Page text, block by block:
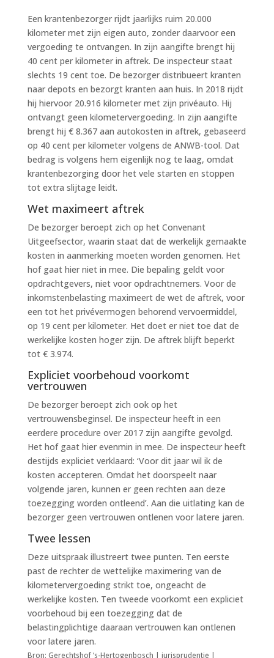
Een krantenbezorger rijdt jaarlijks ruim 20.000
kilometer met zijn eigen auto, zonder daarvoor een
vergoeding te ontvangen. In zijn aangifte brengt hij
40 cent per kilometer in aftrek. De inspecteur staat
slechts 19 cent toe. De bezorger distribueert kranten
naar depots en bezorgt kranten aan huis. In 2018 rijdt
hij hiervoor 20.916 kilometer met zijn privéauto. Hij
ontvangt geen kilometervergoeding. In zijn aangifte
brengt hij € 8.367 aan autokosten in aftrek, gebaseerd
op 40 cent per kilometer volgens de ANWB-tool. Dat
bedrag is volgens hem eigenlijk nog te laag, omdat
krantenbezorging door het vele starten en stoppen
tot extra slijtage leidt.
Wet maximeert aftrek
De bezorger beroept zich op het Convenant
Uitgeefsector, waarin staat dat de werkelijk gemaakte
kosten in aanmerking moeten worden genomen. Het
hof gaat hier niet in mee. Die bepaling geldt voor
opdrachtgevers, niet voor opdrachtnemers. Voor de
inkomstenbelasting maximeert de wet de aftrek, voor
een tot het privévermogen behorend vervoermiddel,
op 19 cent per kilometer. Het doet er niet toe dat de
werkelijke kosten hoger zijn. De aftrek blijft beperkt
tot € 3.974.
Expliciet voorbehoud voorkomt
vertrouwen
De bezorger beroept zich ook op het
vertrouwensbeginsel. De inspecteur heeft in een
eerdere procedure over 2017 zijn aangifte gevolgd.
Het hof gaat hier evenmin in mee. De inspecteur heeft
destijds expliciet verklaard: ‘Voor dit jaar wil ik de
kosten accepteren. Omdat het doorspeelt naar
volgende jaren, kunnen er geen rechten aan deze
toezegging worden ontleend’. Aan die uitlating kan de
bezorger geen vertrouwen ontlenen voor latere jaren.
Twee lessen
Deze uitspraak illustreert twee punten. Ten eerste
past de rechter de wettelijke maximering van de
kilometervergoeding strikt toe, ongeacht de
werkelijke kosten. Ten tweede voorkomt een expliciet
voorbehoud bij een toezegging dat de
belastingplichtige daaraan vertrouwen kan ontlenen
voor latere jaren.
Bron: Gerechtshof ‘s-Hertogenbosch | jurisprudentie |